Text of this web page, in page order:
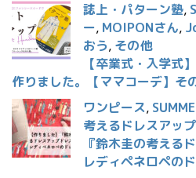
誌上・パターン塾,
ー, MOIPONさん,
おう, その他
【卒業式・入学式
作りました。【ママコーデ】そ
ワンピース,
考えるドレスアッ
『鈴木圭の考える
レディペネロペの